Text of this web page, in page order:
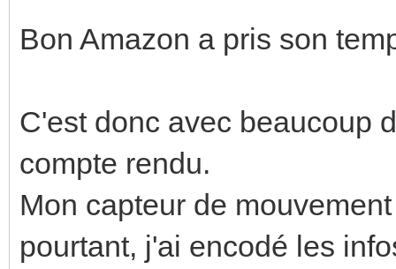
Bon Amazon a pris son
C'est donc avec beaucoup
compte rendu.
Mon capteur de
pourtant, j'ai encodé les